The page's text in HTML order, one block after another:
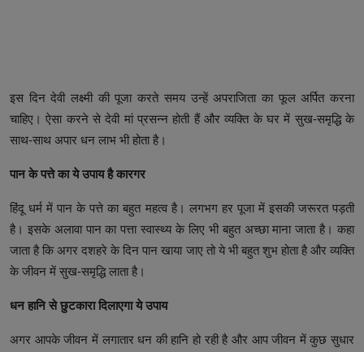
इस दिन देवी लक्ष्मी की पूजा करते समय उन्हें अपराजिता का फूल अर्पित करना
चाहिए। ऐसा करने से देवी मां प्रसन्न होती हैं और व्यक्ति के घर में सुख-समृद्धि के
साथ-साथ अपार धन लाभ भी होता है।
पान के पत्ते का ये उपाय है कारगर
हिंदू धर्म में पान के पत्ते का बहुत महत्व है। लगभग हर पूजा में इसकी जरूरत पड़ती
है। इसके अलावा पान का पत्ता स्वास्थ्य के लिए भी बहुत अच्छा माना जाता है। कहा
जाता है कि अगर दशहरे के दिन पान खाया जाए तो ये भी बहुत शुभ होता है और व्यक्ति
के जीवन में सुख-समृद्धि लाता है।
धन हानि से छुटकारा दिलाएगा ये उपाय
अगर आपके जीवन में लगातार धन की हानि हो रही है और आप जीवन में कुछ सुधार